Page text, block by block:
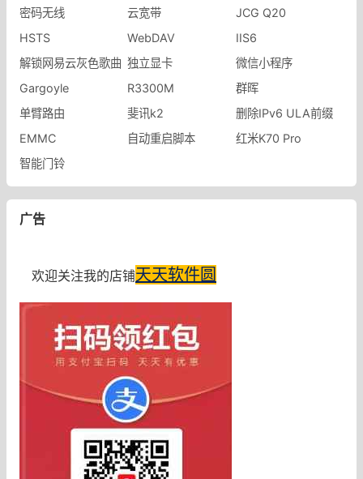
密码无线
云宽带
JCG Q20
HSTS
WebDAV
IIS6
解锁网易云灰色歌曲 独立显卡
微信小程序
Gargoyle
R3300M
群晖
单臂路由
​斐讯k2
删除IPv6 ULA前缀
EMMC
自动重启脚本
红米K70 Pro
智能门铃
广告
欢迎关注我的店铺天天软件圆